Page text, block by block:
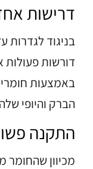
דרישות
בניגוד לגדרות
דורשות פעולות
באמצעות חומרי
הברק והיופי
התקנה
מכיוון שהחומר